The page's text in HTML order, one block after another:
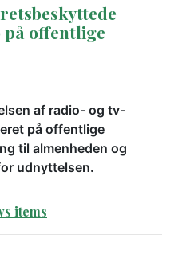
offentlige
af radio- og tv-
på offentlige
til almenheden og
udnyttelsen.
items